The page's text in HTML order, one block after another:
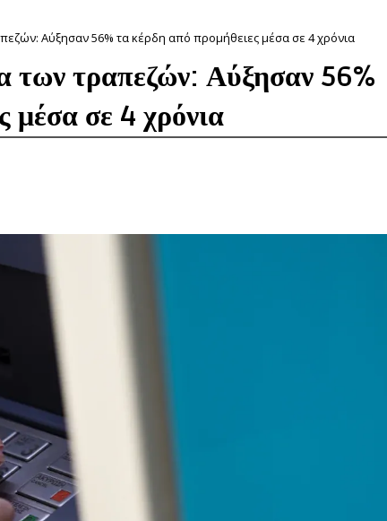
Αύξησαν 56% τα κέρδη από προμήθειες μέσα σε 4 χρόνια
των τραπεζών: Αύξησαν 56%
μέσα σε 4 χρόνια